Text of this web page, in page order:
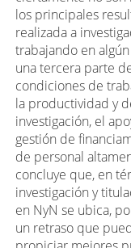
los principales
realizada a
trabajando en
una tercera parte
condiciones de
la productividad y
investigación, el
gestión de
de personal
concluye que, en
investigación y
en NyN se ubica,
un retraso que